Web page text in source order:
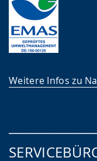
t
Weitere Infos zu